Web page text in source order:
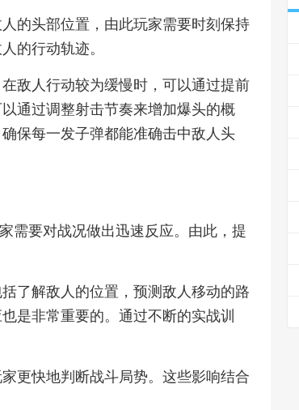
的头部位置，由此玩家需要时刻保持
的行动轨迹。
敌人行动较为缓慢时，可以通过提前
通过调整射击节奏来增加爆头的概
保每一发子弹都能准确击中敌人头
需要对战况做出迅速反应。由此，提
了解敌人的位置，预测敌人移动的路
是非常重要的。通过不断的实战训
更快地判断战斗局势。这些影响结合